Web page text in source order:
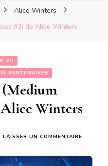
plastique
Alice Winters
#3) de Alice Winters
VO
PARTENAIRES
Winters
LAISSER UN COMMENTAIRE